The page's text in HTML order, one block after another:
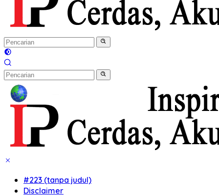
#223 (tanpa judul)
Disclaimer